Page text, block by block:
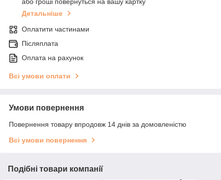
або гроші повернуться на вашу картку
Детальніше
Оплатити частинами
Післяплата
Оплата на рахунок
Всі умови оплати
Умови повернення
Повернення товару впродовж 14 днів за домовленістю
Всі умови повернення
Подібні товари компанії